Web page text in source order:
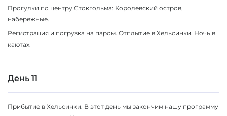
Прогулки по центру Стокгольма: Королевский остров,
набережные.
Регистрация и погрузка на паром. Отплытие в Хельсинки. Ночь в
каютах.
День 11
Прибытие в Хельсинки. В этот день мы закончим нашу программу